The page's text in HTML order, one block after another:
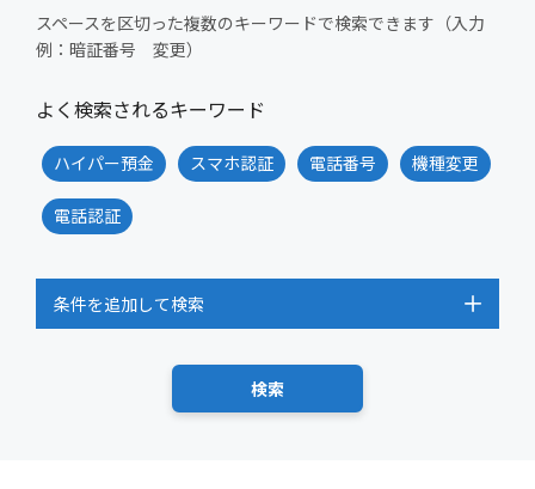
スペースを区切った複数のキーワードで検索できます（入力
例：暗証番号 変更）
よく検索されるキーワード
ハイパー預金 スマホ認証 電話番号 機種変更
電話認証
条件を追加して検索